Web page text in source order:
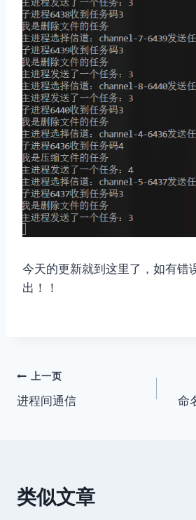
今天的更新就到这里了，如有错
出！！
文
章
上一页
进程间通信 命
类似文章